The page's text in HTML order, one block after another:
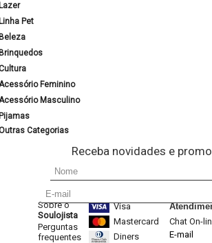
Pet
Feminino
Masculino
Categorias
Receba novidades e
Sobre o
Soulojista
Perguntas
frequentes
Visa
Mastercard
Diners
Chat On-
E-mail